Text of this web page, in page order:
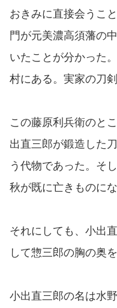
おきみに直接会うこ
門が元美濃高須藩の
いたことが分かった
村にある。実家の刀
この藤原利兵衛のと
出直三郎が鍛造した
う代物であった。そ
秋が既に亡きものに
それにしても、小出
して惣三郎の胸の奥
小出直三郎の名は水